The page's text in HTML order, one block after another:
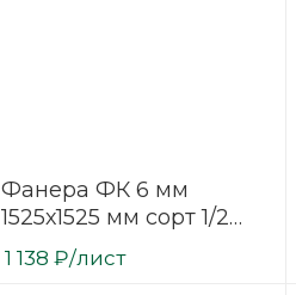
Фанера ФК 6 мм
1525х1525 мм сорт 1/2
шлифованная
березовая
1 138 ₽/лист